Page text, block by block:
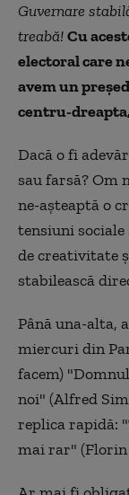
Guvernare
treabă!Cu
electoral care
avem un
centru-
Dacă o fi
sau farsă? Om
ne-așteaptă o
tensiuni
de creativitate
stabilească
Până una-alta,
miercuri din
facem)
noi" (Alfred
replica rapidă:
mai rar" (Florin